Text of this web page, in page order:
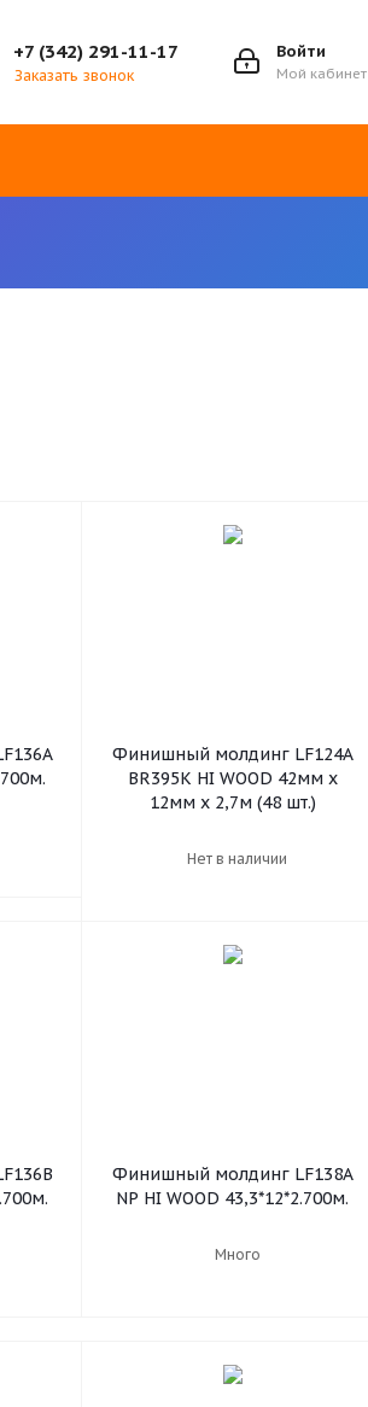
Войти
Мой кабинет
+7 (342) 291-11-17
Заказать звонок
Финишный молдинг LF124A
BR395K HI WOOD 42мм х
12мм х 2,7м (48 шт.)
Нет в наличии
Финишный молдинг LF138А
NP HI WOOD 43,3*12*2.700м.
Много